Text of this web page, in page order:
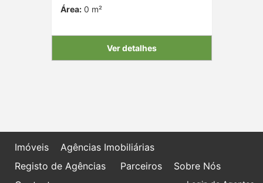
Área:0 m²
Ver detalhes
Imóveis
Agências Imobiliárias
Registo de Agências
Parceiros
Sobre Nós